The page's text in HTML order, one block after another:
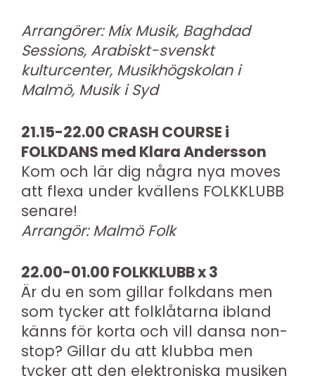
Arrangörer: Mix Musik, Baghdad
Sessions, Arabiskt-svenskt
kulturcenter, Musikhögskolan i
Malmö, Musik i Syd
21.15-22.00 CRASH COURSE i
FOLKDANS med Klara Andersson
Kom och lär dig några nya moves
att flexa under kvällens FOLKKLUBB
senare!
Arrangör: Malmö Folk
22.00-01.00 FOLKKLUBB x 3
Är du en som gillar folkdans men
som tycker att folklåtarna ibland
känns för korta och vill dansa non-
stop? Gillar du att klubba men
tycker att den elektroniska musiken